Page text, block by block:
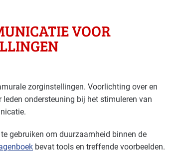
VOOR
zorginstellingen. Voorlichting over en
ondersteuning bij het stimuleren van
gebruiken om duurzaamheid binnen de
bevat tools en treffende voorbeelden.